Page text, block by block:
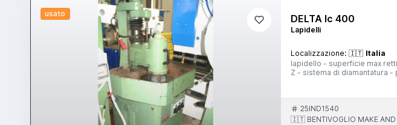
usato DELTA lc 400
Lapidelli
Localizzazione: 🇮🇹 Italia
lapidello - superficie max
Z - sistema di diamantatura
25IND1540
🇮🇹 BENTIVOGLIO MAKE AND